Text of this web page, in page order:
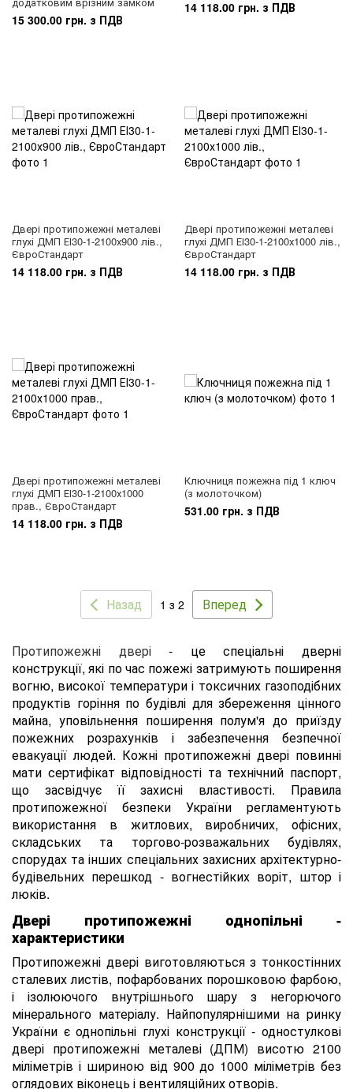
15 300.00 грн. з ПДВ
14 118.00 грн. з ПДВ
Двері протипожежні металеві
глухі ДМП ЕІ30-1-2100х900 лів.,
ЄвроСтандарт
14 118.00 грн. з ПДВ
Двері протипожежні металеві
глухі ДМП ЕІ30-1-2100х1000 лів.,
ЄвроСтандарт
14 118.00 грн. з ПДВ
Двері протипожежні металеві
глухі ДМП ЕІ30-1-2100х1000
прав., ЄвроСтандарт
14 118.00 грн. з ПДВ
Ключниця пожежна під 1 ключ
(з молоточком)
531.00 грн. з ПДВ
Назад 1 з 2 Вперед
Протипожежні двері- це спеціальні дверні
конструкції, які по час пожежі затримують поширення
вогню, високої температури і токсичних газоподібних
продуктів горіння по будівлі для збереження цінного
майна, уповільнення поширення полум'я до приїзду
пожежних розрахунків і забезпечення безпечної
евакуації людей. Кожні протипожежні двері повинні
мати сертифікат відповідності та технічний паспорт,
що засвідчує її захисні властивості. Правила
протипожежної безпеки України регламентують
використання в житлових, виробничих, офісних,
складських та торгово-розважальних будівлях,
спорудах та інших спеціальних захисних архітектурно-
будівельних перешкод - вогнестійких воріт, штор і
люків.
Двері протипожежні однопільні -
характеристики
Протипожежні двері виготовляються з тонкостінних
сталевих листів, пофарбованих порошковою фарбою,
і ізолюючого внутрішнього шару з негорючого
мінерального матеріалу. Найпопулярнішими на ринку
України є однопільні глухі конструкції - одностулкові
двері протипожежні металеві (ДПМ) висотю 2100
міліметрів і шириною від 900 до 1000 міліметрів без
оглядових віконець і вентиляційних отворів.